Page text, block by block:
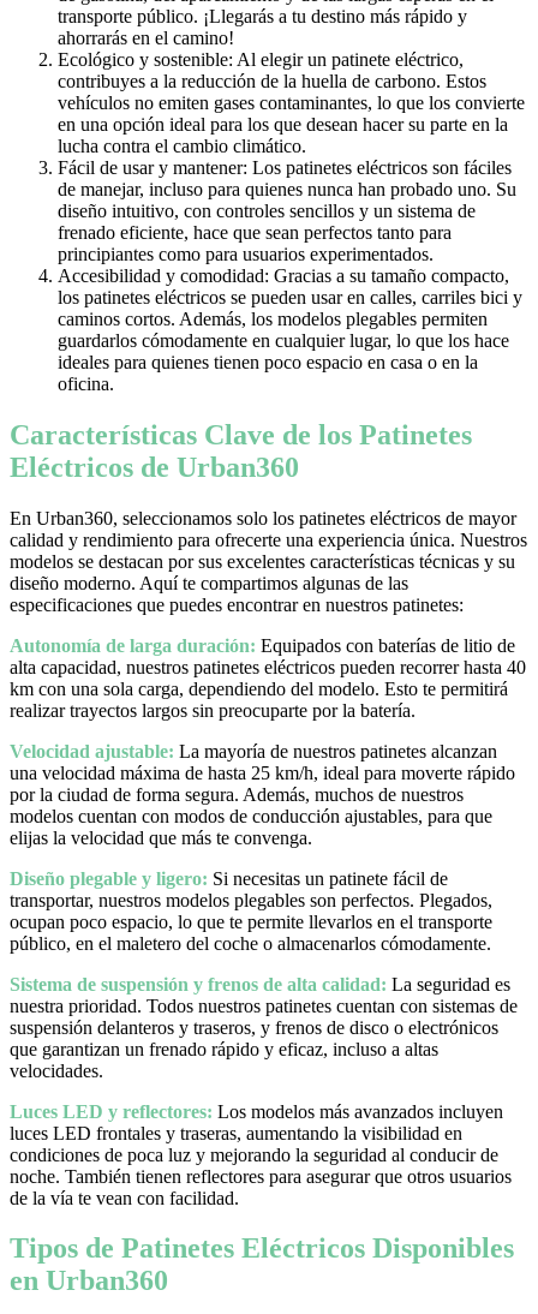
transporte público. ¡Llegarás a tu destino más rápido y
ahorrarás en el camino!
Ecológico y sostenible: Al elegir un patinete eléctrico,
contribuyes a la reducción de la huella de carbono. Estos
vehículos no emiten gases contaminantes, lo que los convierte
en una opción ideal para los que desean hacer su parte en la
lucha contra el cambio climático.
Fácil de usar y mantener: Los patinetes eléctricos son fáciles
de manejar, incluso para quienes nunca han probado uno. Su
diseño intuitivo, con controles sencillos y un sistema de
frenado eficiente, hace que sean perfectos tanto para
principiantes como para usuarios experimentados.
Accesibilidad y comodidad: Gracias a su tamaño compacto,
los patinetes eléctricos se pueden usar en calles, carriles bici y
caminos cortos. Además, los modelos plegables permiten
guardarlos cómodamente en cualquier lugar, lo que los hace
ideales para quienes tienen poco espacio en casa o en la
oficina.
Características Clave de los Patinetes
Eléctricos de Urban360
En Urban360, seleccionamos solo los patinetes eléctricos de mayor
calidad y rendimiento para ofrecerte una experiencia única. Nuestros
modelos se destacan por sus excelentes características técnicas y su
diseño moderno. Aquí te compartimos algunas de las
especificaciones que puedes encontrar en nuestros patinetes:
Autonomía de larga duración: Equipados con baterías de litio de
alta capacidad, nuestros patinetes eléctricos pueden recorrer hasta 40
km con una sola carga, dependiendo del modelo. Esto te permitirá
realizar trayectos largos sin preocuparte por la batería.
Velocidad ajustable: La mayoría de nuestros patinetes alcanzan
una velocidad máxima de hasta 25 km/h, ideal para moverte rápido
por la ciudad de forma segura. Además, muchos de nuestros
modelos cuentan con modos de conducción ajustables, para que
elijas la velocidad que más te convenga.
Diseño plegable y ligero: Si necesitas un patinete fácil de
transportar, nuestros modelos plegables son perfectos. Plegados,
ocupan poco espacio, lo que te permite llevarlos en el transporte
público, en el maletero del coche o almacenarlos cómodamente.
Sistema de suspensión y frenos de alta calidad: La seguridad es
nuestra prioridad. Todos nuestros patinetes cuentan con sistemas de
suspensión delanteros y traseros, y frenos de disco o electrónicos
que garantizan un frenado rápido y eficaz, incluso a altas
velocidades.
Luces LED y reflectores: Los modelos más avanzados incluyen
luces LED frontales y traseras, aumentando la visibilidad en
condiciones de poca luz y mejorando la seguridad al conducir de
noche. También tienen reflectores para asegurar que otros usuarios
de la vía te vean con facilidad.
Tipos de Patinetes Eléctricos Disponibles
en Urban360